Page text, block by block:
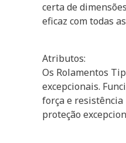
certa de
eficaz com todas
Atributos:
Os Rolamentos
excepcionais.
força e
proteção